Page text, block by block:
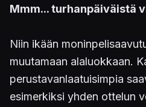
Mmm... turhanpäiväistä
Niin ikään
muutamaan alaluokkaan.
perustavanlaatuisimpia
esimerkiksi yhden ottelun